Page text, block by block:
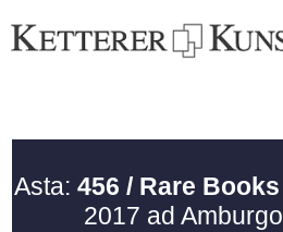
Asta: 456 / Rare Books
2017 ad Amburgo